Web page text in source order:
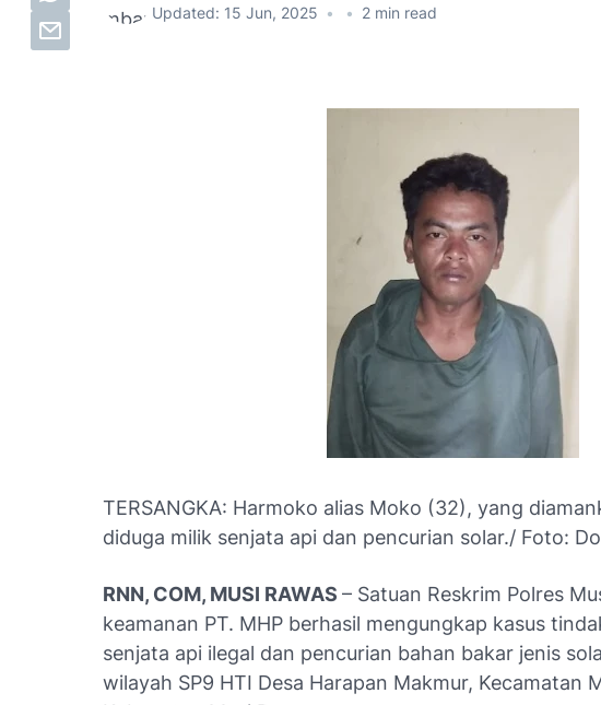
Updated: 15 Jun, 2025 • • 2 min read
TERSANGKA: Harmoko alias Moko (32), yang
diduga milik senjata api dan pencurian solar./ Foto:
RNN, COM, MUSI RAWAS – Satuan Reskrim Polres
keamanan PT. MHP berhasil mengungkap kasus
senjata api ilegal dan pencurian bahan bakar jenis
wilayah SP9 HTI Desa Harapan Makmur, Kecamatan